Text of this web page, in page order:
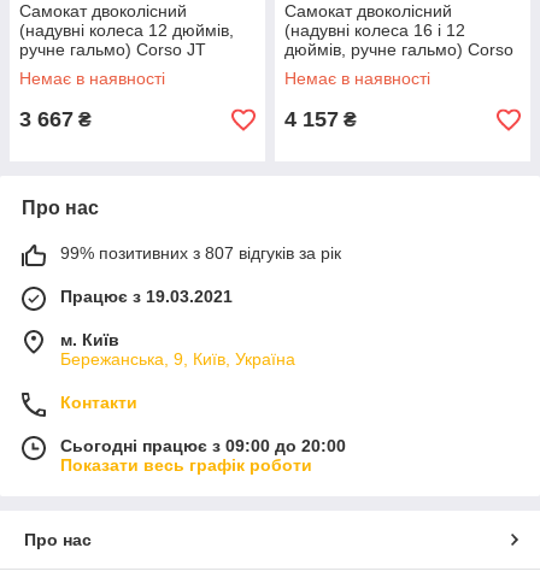
Самокат двоколісний
(надувні колеса 12 дюймів,
ручне гальмо) Corso JT
28822 Білий
Немає в наявності
3 667 ₴
Самокат двоколісний
(надувні колеса 16 і 12
дюймів, ручне гальмо) Corso
МХ 30609 Синій
Немає в наявності
4 157 ₴
Про нас
99% позитивних з 807 відгуків за рік
Працює з 19.03.2021
м. Київ
Бережанська, 9, Київ, Україна
Контакти
Сьогодні працює з 09:00 до 20:00
Показати весь графік роботи
Про нас